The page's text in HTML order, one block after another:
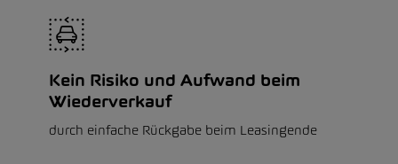
Kein Risiko und Aufwand beim
Wiederverkauf
durch einfache Rückgabe beim Leasingende